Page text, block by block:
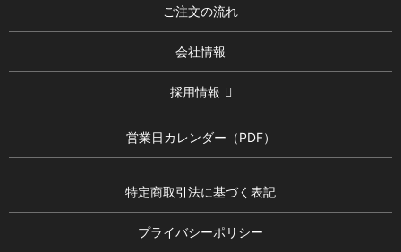
ご注文の流れ
会社情報
採用情報
営業日カレンダー（PDF）
特定商取引法に基づく表記
プライバシーポリシー